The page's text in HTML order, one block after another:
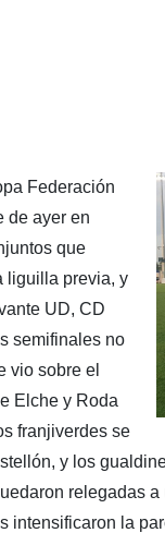
Federación
de ayer en
que
liguilla previa, y
UD, CD
semifinales no
vio sobre el
Elche y Roda
franjiverdes se
y los
relegadas
intensificaron la